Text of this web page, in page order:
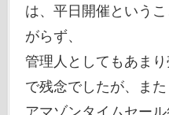
は、平日開催という
がらず、
管理人としてもあま
で残念でしたが、ま
アマゾンタイムセー